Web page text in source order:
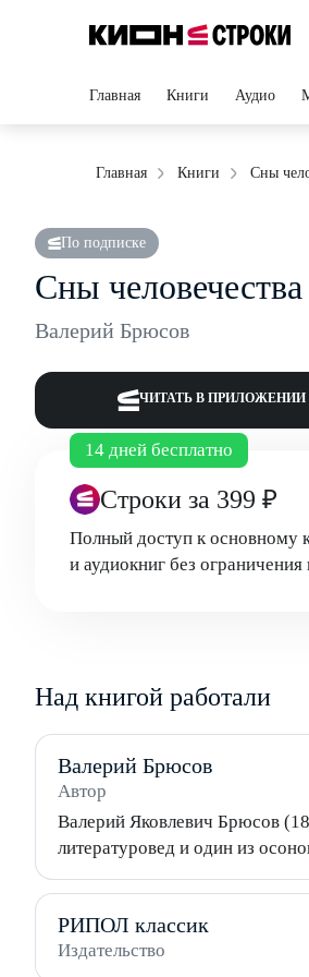
Главная Книги Аудио
Главная Книги Сны
По подписке
Сны человечества
Валерий Брюсов
ЧИТАТЬ В ПРИЛОЖЕНИИ
14 дней бесплатно
Строки за 399 ₽
Полный доступ к основному
и аудиокниг без
Над книгой работали
Валерий Брюсов
Автор
Валерий Яковлевич Брюсов
литературовед и один из
РИПОЛ классик
Издательство